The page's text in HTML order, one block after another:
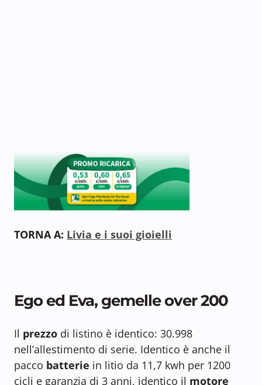
TORNA A: Livia e i suoi gioielli
Ego ed Eva, gemelle over 200
Il prezzo di listino è identico: 30.998
nell’allestimento di serie. Identico è anche il
pacco batterie in litio da 11,7 kwh per 1200
cicli e garanzia di 3 anni, identico il motore